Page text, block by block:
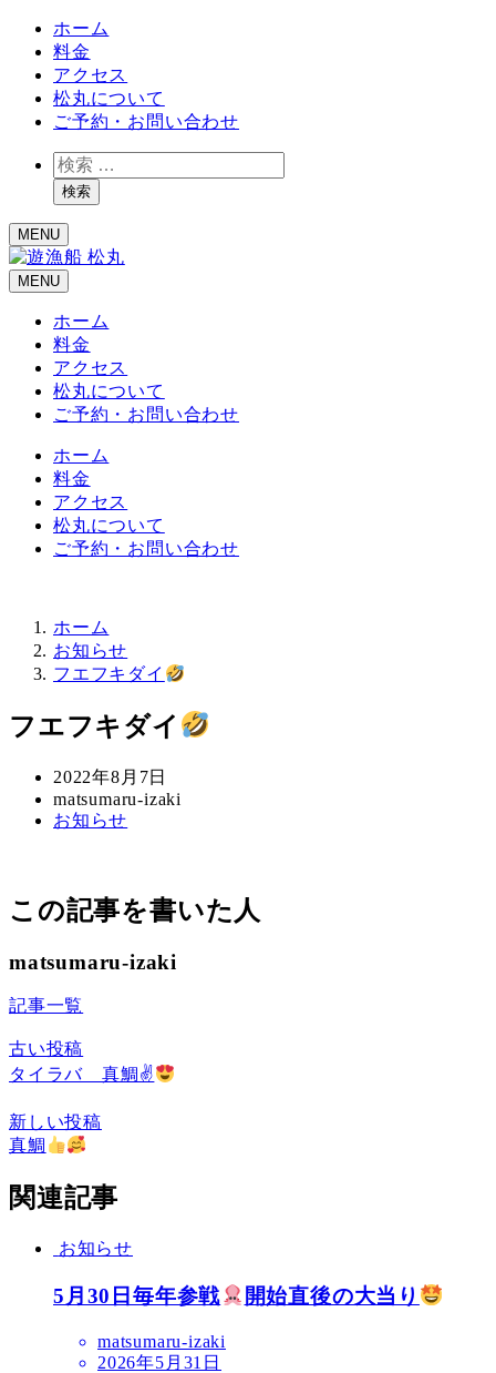
ホーム
料金
アクセス
松丸について
ご予約・お問い合わせ
検
索検索
MENU
MENU
ホーム
料金
アクセス
松丸について
ご予約・お問い合わせ
ホーム
料金
アクセス
松丸について
ご予約・お問い合わせ
ホーム
お知らせ
フエフキダイ
フエフキダイ
投
稿
日
2022年8月7日
著
者
matsumaru-izaki
カ
ー
お知らせ
この記事を書いた人
matsumaru-izaki
記事一覧
古い投稿
タイラバ 真鯛✌
新しい投稿
真鯛
関連記事
お知らせ
5月30日毎年参戦 開始直後の大当り
matsumaru-izaki
2026年5月31日